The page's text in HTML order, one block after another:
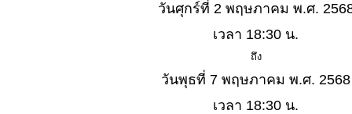
วันศุกร์ที่ 2 พฤษภาคม พ.ศ.
เวลา 18:30 น.
ถึง
วันพุธที่ 7 พฤษภาคม พ.ศ. 2568
เวลา 18:30 น.